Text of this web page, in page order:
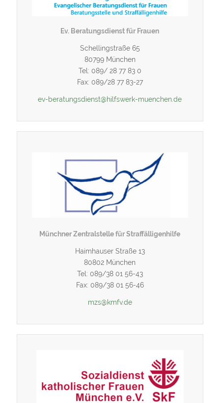
Ev. Beratungsdienst für Frauen
Schellingstraße 65
80799 München
Tel: 089/ 28 77 83 0
Fax: 089/28 77 83-27
ev-beratungsdienst@hilfswerk-muenchen.de
Münchner Zentralstelle für Straffälligenhilfe
Haimhauser Straße 13
80802 München
Tel: 089/38 01 56-43
Fax: 089/38 01 56-46
mzs@kmfv.de